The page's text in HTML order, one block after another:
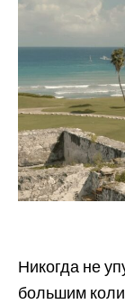
Никогда не
большим